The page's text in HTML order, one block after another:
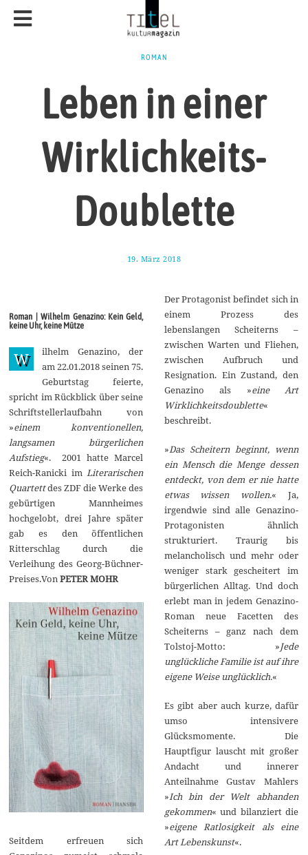
ROMAN
Leben in einer
Wirklichkeits-
Doublette
19. März 2018
a
2
0
1
8
Roman | Wilhelm Genazino: Kein Geld,
keine Uhr, keine Mütze
W
ilhelm Genazino, der
am 22.01.2018 seinen 75.
Geburtstag feierte,
spricht im Rückblick über seine
Schriftstellerlaufbahn von
»einem konventionellen,
langsamen bürgerlichen
Aufstieg«. 2001 hatte Marcel
Reich-Ranicki im Literarischen
Quartettdes ZDF die Werke des
gebürtigen Mannheimes
hochgelobt, drei Jahre später
gab es den öffentlichen
Ritterschlag durch die
Verleihung des Georg-Büchner-
Preises.VonPETER MOHR
Seitdem erfreuen sich
Der Protagonist befindet sich in
einem Prozess des
lebenslangen Scheiterns –
zwischen Warten und Fliehen,
zwischen Aufbruch und
Resignation. Ein Zustand, den
Genazino als »eine Art
Wirklichkeitsdoublette«
beschreibt.
»Das Scheitern beginnt, wenn
ein Mensch die Menge dessen
entdeckt, von dem er nie hatte
etwas wissen wollen.« Ja,
irgendwie sind alle Genazino-
Protagonisten ähnlich
strukturiert. Traurig bis
melancholisch und mehr oder
weniger stark gescheitert im
bürgerlichen Alltag. Und doch
erlebt man in jedem Genazino-
Roman neue Facetten des
Scheiterns – ganz nach dem
Tolstoj-Motto: »Jede
unglückliche Familie ist auf ihre
eigene Weise unglücklich.«
Es gibt aber auch kurze, dafür
umso intensivere
Glücksmomente. Die
Hauptfigur lauscht mit großer
Andacht und innerer
Anteilnahme Gustav Mahlers
»Ich bin der Welt abhanden
gekommen« und bilanziert die
»eigene Ratlosigkeit als eine
Art Lebenskunst«.